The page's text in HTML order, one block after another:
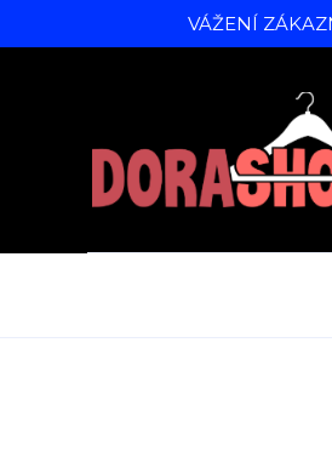
VÁŽENÍ